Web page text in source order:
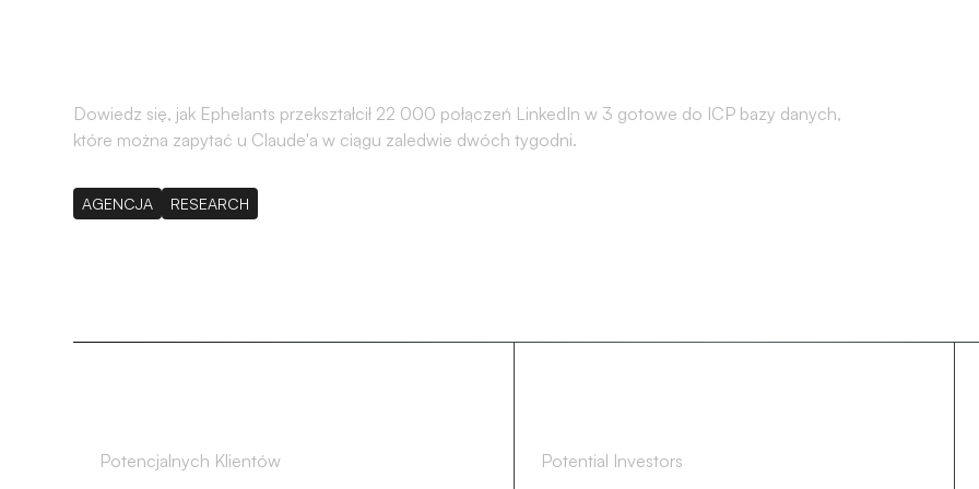
Dowiedz się, jak Ephelants przekształcił 22 000 połączeń LinkedIn w 3 gotowe do ICP bazy danych,
które można zapytać u Claude'a w ciągu zaledwie dwóch tygodni.
AGENCJA RESEARCH
Potencjalnych Klientów Potential Investors